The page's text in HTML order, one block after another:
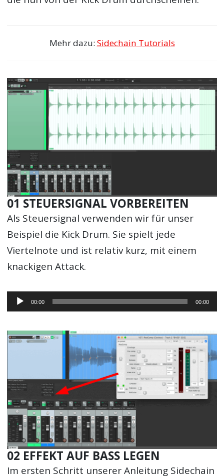
Mehr dazu: Sidechain Tutorials
01 STEUERSIGNAL VORBEREITEN
Als Steuersignal verwenden wir für unser
Beispiel die Kick Drum. Sie spielt jede
Viertelnote und ist relativ kurz, mit einem
knackigen Attack.
Audio-
Player
00:00 00:00
02 EFFEKT AUF BASS LEGEN
Im ersten Schritt unserer Anleitung Sidechain